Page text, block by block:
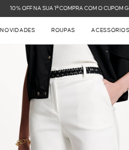
FRETE GRÁTIS NAS COMPRAS ACIMA DE
NOVIDADES ROUPAS ACESSÓRIOS